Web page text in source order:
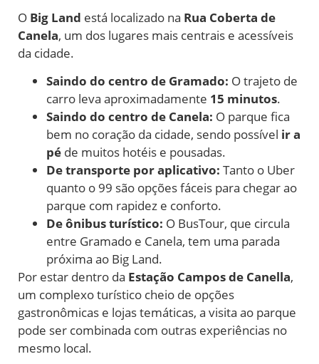
O Big Land está localizado na Rua Coberta de
Canela, um dos lugares mais centrais e acessíveis
da cidade.
Saindo do centro de Gramado: O trajeto de
carro leva aproximadamente 15 minutos.
Saindo do centro de Canela: O parque fica
bem no coração da cidade, sendo possível ir a
pé de muitos hotéis e pousadas.
De transporte por aplicativo: Tanto o Uber
quanto o 99 são opções fáceis para chegar ao
parque com rapidez e conforto.
De ônibus turístico: O BusTour, que circula
entre Gramado e Canela, tem uma parada
próxima ao Big Land.
Por estar dentro da Estação Campos de Canella,
um complexo turístico cheio de opções
gastronômicas e lojas temáticas, a visita ao parque
pode ser combinada com outras experiências no
mesmo local.